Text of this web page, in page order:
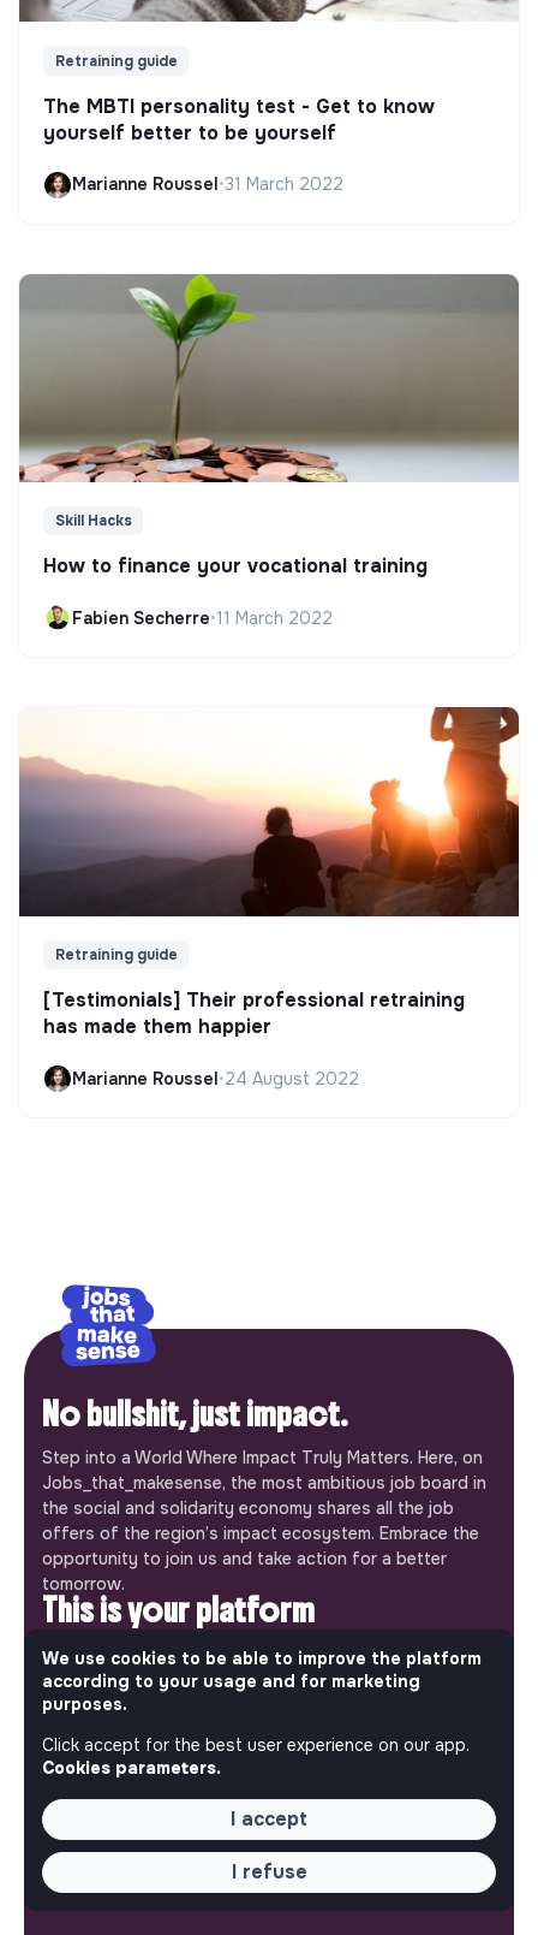
Retraining guide
The MBTI personality test - Get to know
yourself better to be yourself
Marianne Roussel •31 March 2022
Skill Hacks
How to finance your vocational training
Fabien Secherre•11 March 2022
Retraining guide
[Testimonials] Their professional retraining
has made them happier
Marianne Roussel•24 August 2022
No bullshit, just impact.
Step into a World Where Impact Truly Matters. Here, on
Jobs_that_makesense, the most ambitious job board in
the social and solidarity economy shares all the job
offers of the region’s impact ecosystem. Embrace the
opportunity to join us and take action for a better
tomorrow.
This is your platform
Jobs_that_makesense is a free service brought to you
by the makesense association. Use its potential to
accelerate your projects and contribute to building a
Our mobile app
Get jobs that make sense on your phone so you never
miss an opportunity.
Android
We use cookies to be able to improve the platform
according to your usage and for marketing
purposes.
Click accept for the best user experience on our app.
Cookies parameters.
I accept
I refuse